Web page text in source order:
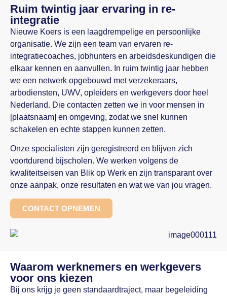
Ruim twintig jaar ervaring in re-
integratie
Nieuwe Koers is een laagdrempelige en persoonlijke
organisatie. We zijn een team van ervaren re-
integratiecoaches, jobhunters en arbeidsdeskundigen die
elkaar kennen en aanvullen. In ruim twintig jaar hebben
we een netwerk opgebouwd met verzekeraars,
arbodiensten, UWV, opleiders en werkgevers door heel
Nederland. Die contacten zetten we in voor mensen in
[plaatsnaam] en omgeving, zodat we snel kunnen
schakelen en echte stappen kunnen zetten.
Onze specialisten zijn geregistreerd en blijven zich
voortdurend bijscholen. We werken volgens de
kwaliteitseisen van Blik op Werk en zijn transparant over
onze aanpak, onze resultaten en wat we van jou vragen.
CONTACT OPNEMEN
Waarom werknemers en werkgevers
voor ons kiezen
Bij ons krijg je geen standaardtraject, maar begeleiding